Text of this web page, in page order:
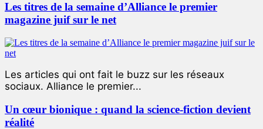
Les titres de la semaine d’Alliance le premier
magazine juif sur le net
Les articles qui ont fait le buzz sur les réseaux
sociaux. Alliance le premier...
Un cœur bionique : quand la science-fiction devient
réalité